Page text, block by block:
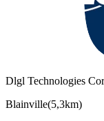
Dlgl Technologies
Blainville(5,3km)